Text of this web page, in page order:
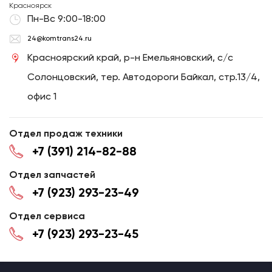
Красноярск
Пн-Вс 9:00-18:00
24@komtrans24.ru
Красноярский край, р-н Емельяновский, с/с
Солонцовский, тер. Автодороги Байкал, стр.13/4,
офис 1
Отдел продаж техники
+7 (391) 214-82-88
Отдел запчастей
+7 (923) 293-23-49
Отдел сервиса
+7 (923) 293-23-45